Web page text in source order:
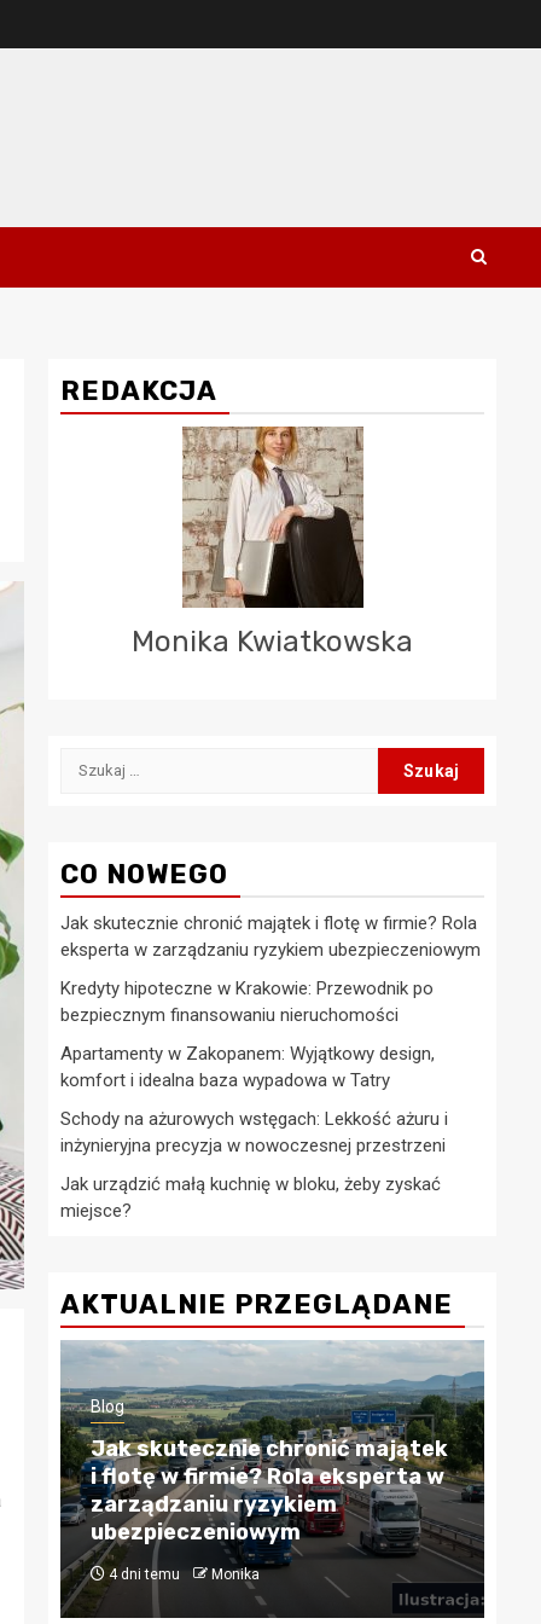
REDAKCJA
Monika Kwiatkowska
Szukaj:
CO NOWEGO
Jak skutecznie chronić majątek i flotę w firmie? Rola
eksperta w zarządzaniu ryzykiem ubezpieczeniowym
Kredyty hipoteczne w Krakowie: Przewodnik po
bezpiecznym finansowaniu nieruchomości
Apartamenty w Zakopanem: Wyjątkowy design,
komfort i idealna baza wypadowa w Tatry
Schody na ażurowych wstęgach: Lekkość ażuru i
inżynieryjna precyzja w nowoczesnej przestrzeni
Jak urządzić małą kuchnię w bloku, żeby zyskać
miejsce?
AKTUALNIE PRZEGLĄDANE
Blog
Jak skutecznie chronić majątek
i flotę w firmie? Rola eksperta w
zarządzaniu ryzykiem
ubezpieczeniowym
4 dni temu Monika